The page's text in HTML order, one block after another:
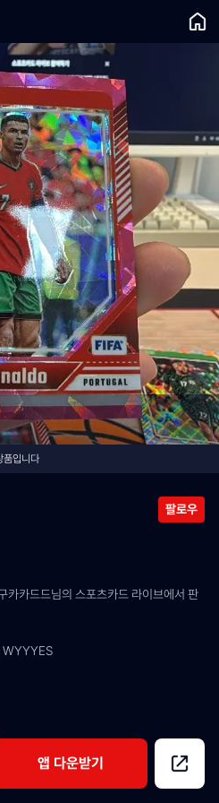
품입니다
팔로우
카드드님의 스포츠카드 라이브에서 판
WYYYES
앱 다운받기